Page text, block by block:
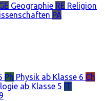
Geographie RE Religion
PÄ
Ph Physik ab Klasse 6 Ch
ab Klasse 5 IT